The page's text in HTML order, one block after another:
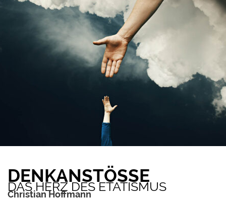
DENKANSTÖSSE
DAS HERZ DES ETATISMUS
Christian Hoffmann